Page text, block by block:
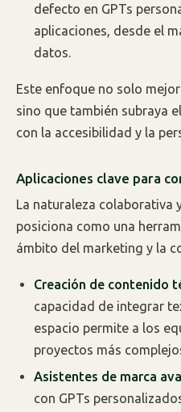
defecto en GPTs
aplicaciones, desde el
datos.
Este enfoque no solo
sino que también subraya
con la accesibilidad y la
Aplicaciones clave para
La naturaleza colaborativa
posiciona como una
ámbito del marketing y la
Creación de contenido
capacidad de integrar
espacio permite a los
proyectos más
Asistentes de marca
con GPTs